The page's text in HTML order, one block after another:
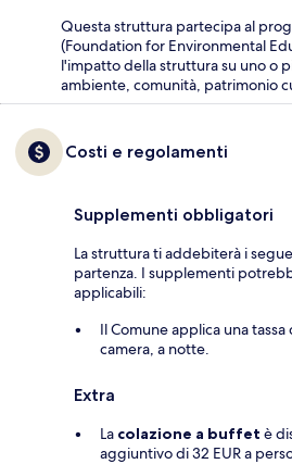
Questa struttura partecipa al
(Foundation for Environmental
l'impatto della struttura su uno o
ambiente, comunità, patrimonio
Costi e regolamenti
Supplementi obbligatori
La struttura ti addebiterà i
partenza. I supplementi
applicabili:
Il Comune applica una
camera, a notte.
Extra
La colazione a buffet è
aggiuntivo di 32 EUR a